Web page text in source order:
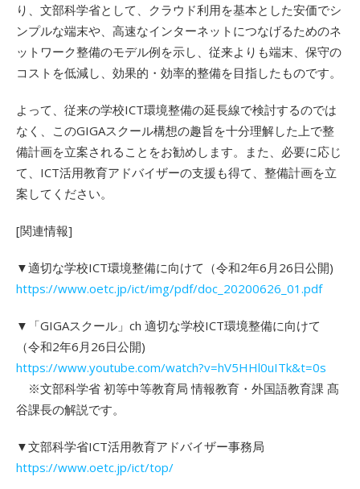
り、文部科学省として、クラウド利用を基本とした安価でシ
ンプルな端末や、高速なインターネットにつなげるためのネ
ットワーク整備のモデル例を示し、従来よりも端末、保守の
コストを低減し、効果的・効率的整備を目指したものです。
よって、従来の学校ICT環境整備の延長線で検討するのでは
なく、このGIGAスクール構想の趣旨を十分理解した上で整
備計画を立案されることをお勧めします。また、必要に応じ
て、ICT活用教育アドバイザーの支援も得て、整備計画を立
案してください。
[関連情報]
▼適切な学校ICT環境整備に向けて（令和2年6月26日公開)
https://www.oetc.jp/ict/img/pdf/doc_20200626_01.pdf
▼「GIGAスクール」ch 適切な学校ICT環境整備に向けて
（令和2年6月26日公開)
https://www.youtube.com/watch?v=hV5HHl0uITk&t=0s
※文部科学省 初等中等教育局 情報教育・外国語教育課 髙
谷課長の解説です。
▼文部科学省ICT活用教育アドバイザー事務局
https://www.oetc.jp/ict/top/